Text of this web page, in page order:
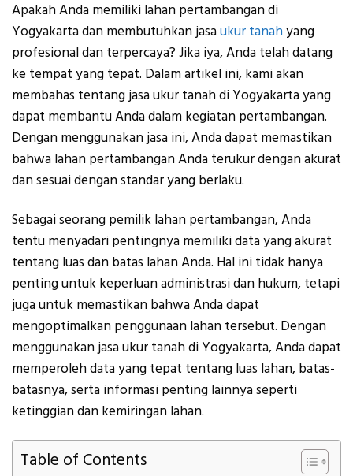
Apakah Anda memiliki lahan pertambangan di
Yogyakarta dan membutuhkan jasaukur tanahyang
profesional dan terpercaya? Jika iya, Anda telah datang
ke tempat yang tepat. Dalam artikel ini, kami akan
membahas tentang jasa ukur tanah di Yogyakarta yang
dapat membantu Anda dalam kegiatan pertambangan.
Dengan menggunakan jasa ini, Anda dapat memastikan
bahwa lahan pertambangan Anda terukur dengan akurat
dan sesuai dengan standar yang berlaku.
Sebagai seorang pemilik lahan pertambangan, Anda
tentu menyadari pentingnya memiliki data yang akurat
tentang luas dan batas lahan Anda. Hal ini tidak hanya
penting untuk keperluan administrasi dan hukum, tetapi
juga untuk memastikan bahwa Anda dapat
mengoptimalkan penggunaan lahan tersebut. Dengan
menggunakan jasa ukur tanah di Yogyakarta, Anda dapat
memperoleh data yang tepat tentang luas lahan, batas-
batasnya, serta informasi penting lainnya seperti
ketinggian dan kemiringan lahan.
Table of Contents